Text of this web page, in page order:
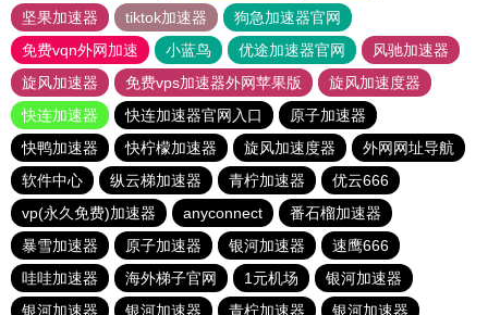
坚果加速器
tiktok加速器
狗急加速器官网
免费vqn外网加速
小蓝鸟 优途加速器官网
风驰加速器
旋风加速器
免费vps加速器外网苹果版
旋风加速度器
快连加速器
快连加速器官网入口
原子加速器
快鸭加速器
快柠檬加速器 旋风加速度器
外网网址导航
软件中心
纵云梯加速器 青柠加速器
优云666
vp(永久免费)加速器
anyconnect
番石榴加速器
暴雪加速器
原子加速器 银河加速器
速鹰666
哇哇加速器
海外梯子官网 1元机场
银河加速器
银河加速器
银河加速器 青柠加速器 银河加速器